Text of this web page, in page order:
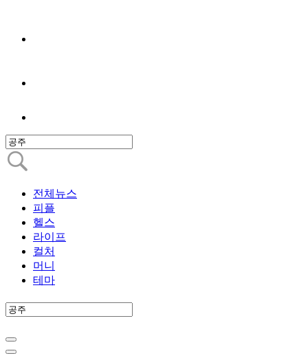
전체뉴스
피플
헬스
라이프
컬처
머니
테마